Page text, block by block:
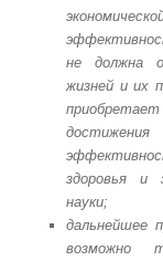
не должна
жизней и их
здоровья и
науки;
дальнейшее
возможно